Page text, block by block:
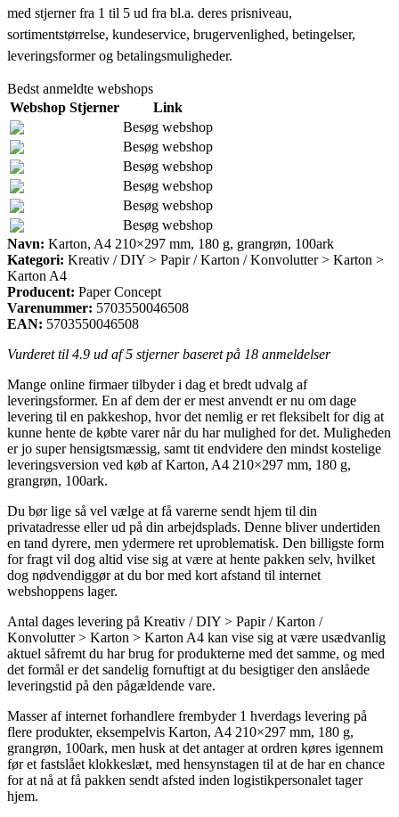
med stjerner fra 1 til 5 ud fra bl.a. deres prisniveau,
sortimentstørrelse, kundeservice, brugervenlighed, betingelser,
leveringsformer og betalingsmuligheder.
Bedst anmeldte webshops
Webshop Stjerner
Link
Besøg webshop
Besøg webshop
Besøg webshop
Besøg webshop
Besøg webshop
Besøg webshop
Navn: Karton, A4 210×297 mm, 180 g, grangrøn, 100ark
Kategori: Kreativ / DIY > Papir / Karton / Konvolutter > Karton >
Karton A4
Producent: Paper Concept
Varenummer: 5703550046508
EAN: 5703550046508
Vurderet til 4.9 ud af 5 stjerner baseret på 18 anmeldelser
Mange online firmaer tilbyder i dag et bredt udvalg af
leveringsformer. En af dem der er mest anvendt er nu om dage
levering til en pakkeshop, hvor det nemlig er ret fleksibelt for dig at
kunne hente de købte varer når du har mulighed for det. Muligheden
er jo super hensigtsmæssig, samt tit endvidere den mindst kostelige
leveringsversion ved køb af Karton, A4 210×297 mm, 180 g,
grangrøn, 100ark.
Du bør lige så vel vælge at få varerne sendt hjem til din
privatadresse eller ud på din arbejdsplads. Denne bliver undertiden
en tand dyrere, men ydermere ret uproblematisk. Den billigste form
for fragt vil dog altid vise sig at være at hente pakken selv, hvilket
dog nødvendiggør at du bor med kort afstand til internet
webshoppens lager.
Antal dages levering på Kreativ / DIY > Papir / Karton /
Konvolutter > Karton > Karton A4 kan vise sig at være usædvanlig
aktuel såfremt du har brug for produkterne med det samme, og med
det formål er det sandelig fornuftigt at du besigtiger den anslåede
leveringstid på den pågældende vare.
Masser af internet forhandlere frembyder 1 hverdags levering på
flere produkter, eksempelvis Karton, A4 210×297 mm, 180 g,
grangrøn, 100ark, men husk at det antager at ordren køres igennem
før et fastslået klokkeslæt, med hensynstagen til at de har en chance
for at nå at få pakken sendt afsted inden logistikpersonalet tager
hjem.